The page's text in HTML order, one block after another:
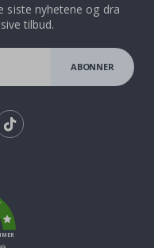
nyhetene og dra
tilbud.
ABONNER